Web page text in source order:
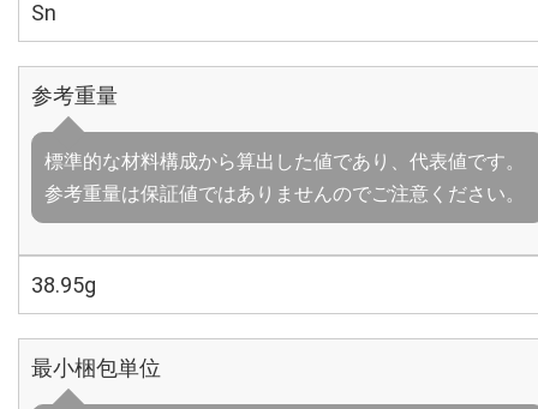
Sn
参考重量
標準的な材料構成から算出した値であり、代表値です。
参考重量は保証値ではありませんのでご注意ください。
38.95g
最小梱包単位